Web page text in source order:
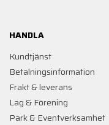
HANDLA
Kundtjänst
Betalningsinformation
Frakt & leverans
Lag & Förening
Park & Eventverksamhet